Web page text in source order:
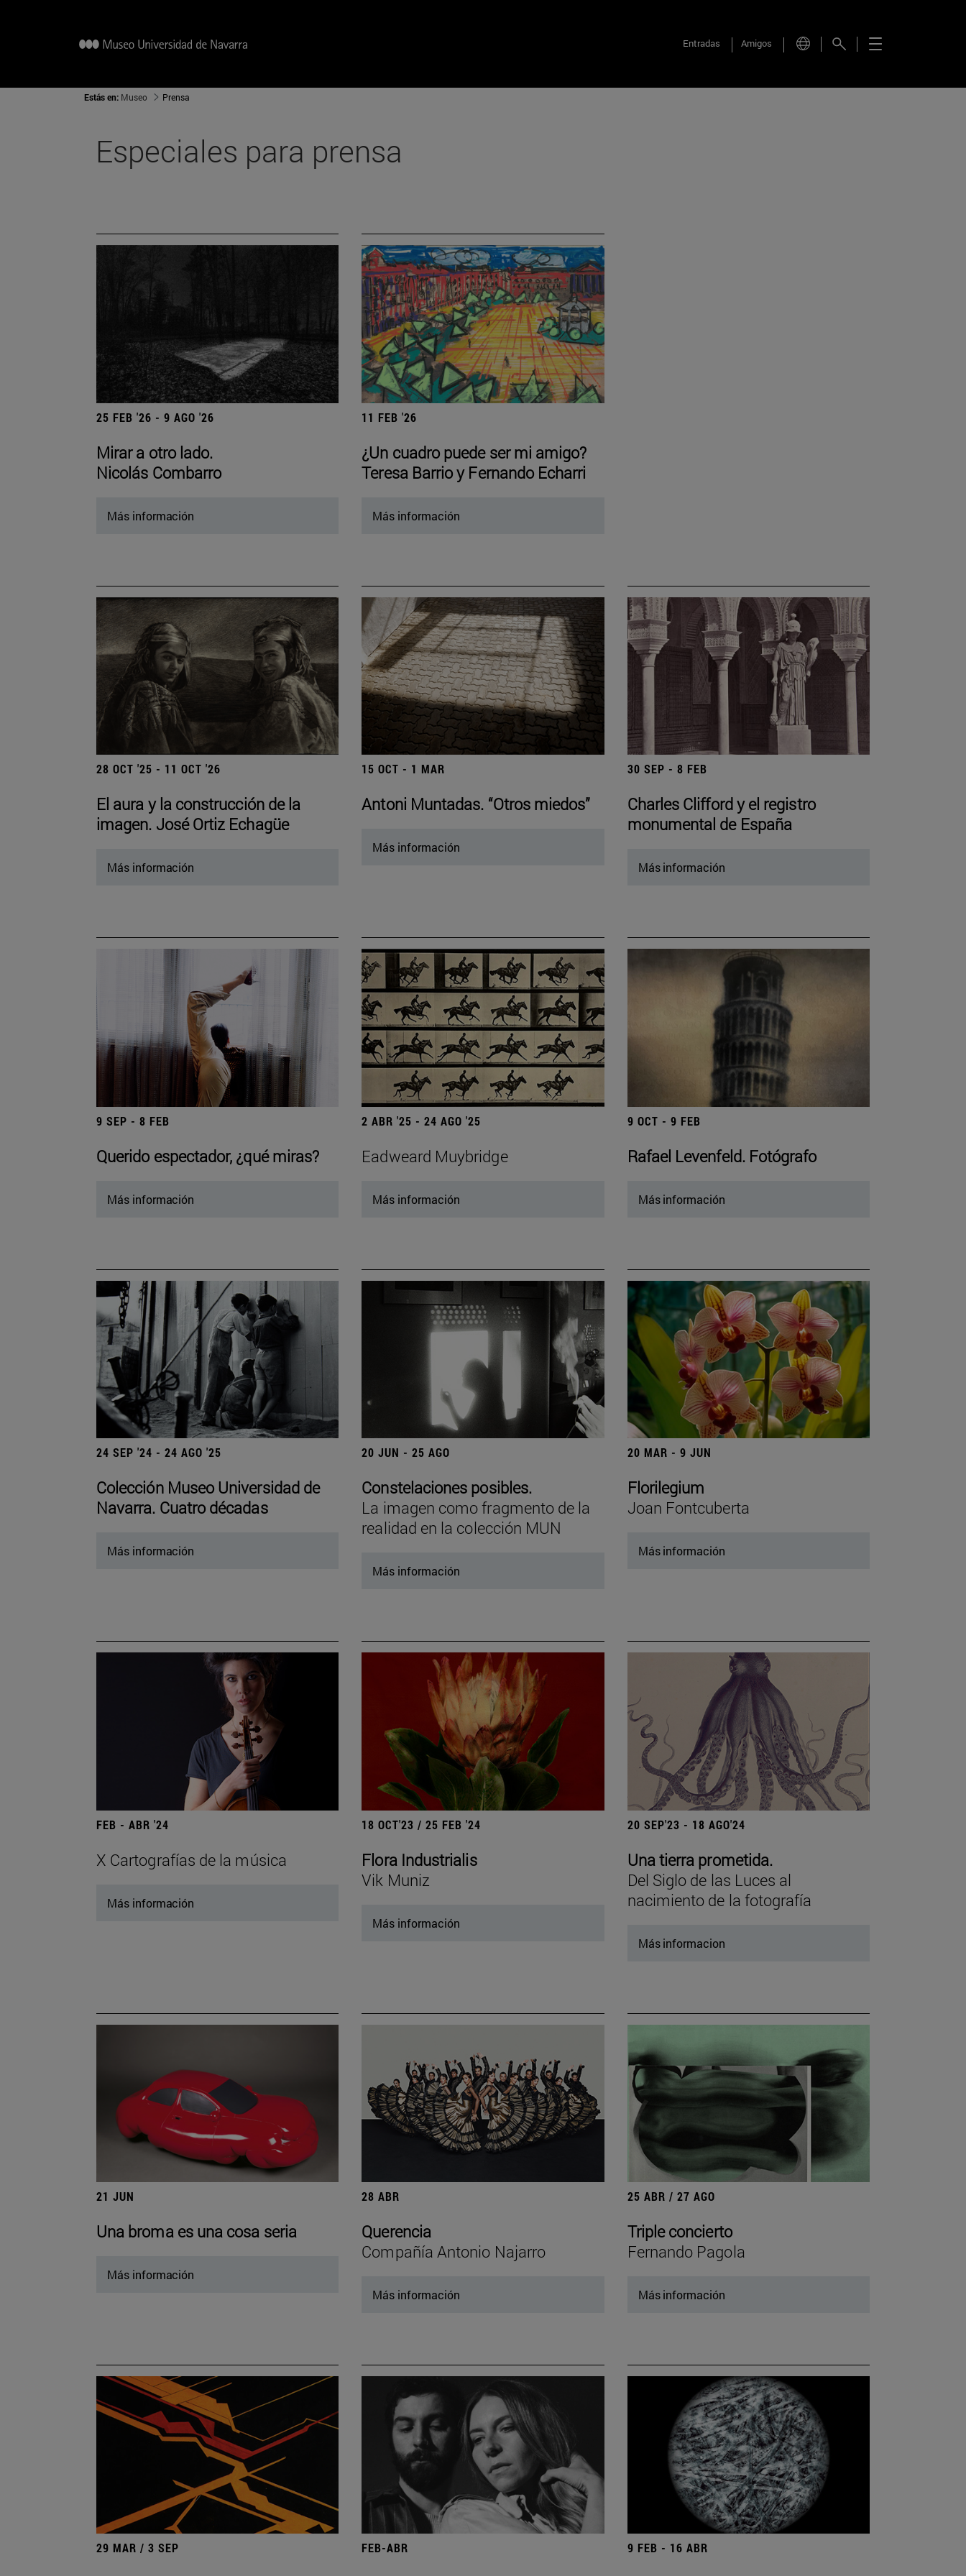
Entradas Amigos
Estás en: Museo Prensa
Especiales para prensa
25 FEB '26 - 9 AGO '26
Mirar a otro lado.
Nicolás Combarro
Más información
11 FEB '26
¿Un cuadro puede ser mi amigo?
Teresa Barrio y Fernando Echarri
Más información
28 OCT '25 - 11 OCT '26
El aura y la construcción de la
imagen. José Ortiz Echagüe
Más información
15 OCT - 1 MAR
Antoni Muntadas. “Otros miedos”
Más información
30 SEP - 8 FEB
Charles Clifford y el registro
monumental de España
Más información
9 SEP - 8 FEB
Querido espectador, ¿qué miras?
Más información
2 ABR '25 - 24 AGO '25
Eadweard Muybridge
Más información
9 OCT - 9 FEB
Rafael Levenfeld. Fotógrafo
Más información
24 SEP '24 - 24 AGO '25
Colección Museo Universidad de
Navarra. Cuatro décadas
Más información
20 JUN - 25 AGO
Constelaciones posibles.
La imagen como fragmento de la
realidad en la colección MUN
Más información
20 MAR - 9 JUN
Florilegium
Joan Fontcuberta
Más información
FEB - ABR '24
X Cartografías de la música
Más información
18 OCT'23 / 25 FEB '24
Flora Industrialis
Vik Muniz
Más información
20 SEP'23 - 18 AGO'24
Una tierra prometida.
Del Siglo de las Luces al
nacimiento de la fotografía
Más informacion
21 JUN
Una broma es una cosa seria
Más información
28 ABR
Querencia
Compañía Antonio Najarro
Más información
25 ABR / 27 AGO
Triple concierto
Fernando Pagola
Más información
29 MAR / 3 SEP FEB-ABR 9 FEB - 16 ABR